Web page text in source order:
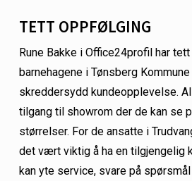
TETT OPPFØLGING
Rune Bakke i Office24profil har
barnehagene i Tønsberg
skreddersydd kundeopplevelse.
tilgang til showrom der de kan se
størrelser. For de ansatte i
det vært viktig å ha en tilgjengelig
kan yte service, svare på